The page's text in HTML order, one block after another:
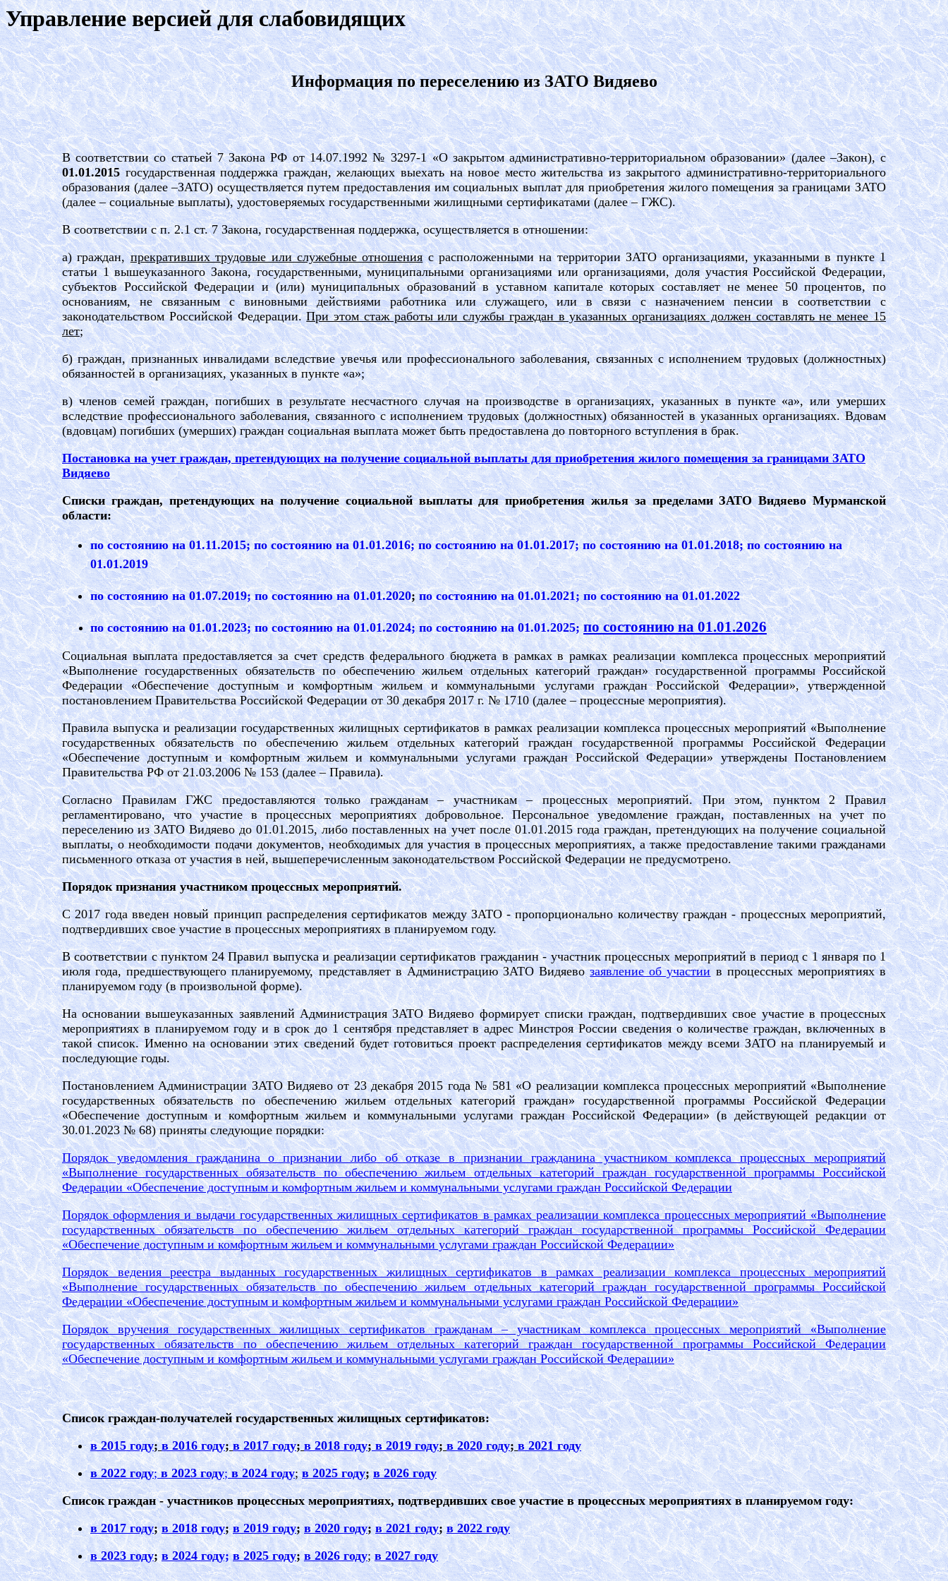
Управление версией для слабовидящих
Информация по переселению из ЗАТО Видяево
В соответствии со статьей 7 Закона РФ от 14.07.1992 № 3297-1 «О закрытом административно-территориальном образовании» (далее –Закон), с
01.01.2015государственная поддержка граждан, желающих выехать на новое место жительства из закрытого административно-территориального
образования (далее –ЗАТО) осуществляется путем предоставления им социальных выплат для приобретения жилого помещения за границами ЗАТО
(далее – социальные выплаты), удостоверяемых государственными жилищными сертификатами (далее – ГЖС).
В соответствии с п. 2.1 ст. 7 Закона, государственная поддержка, осуществляется в отношении:
а) граждан,прекративших трудовые или служебные отношенияс расположенными на территории ЗАТО организациями, указанными в пункте 1
статьи 1 вышеуказанного Закона, государственными, муниципальными организациями или организациями, доля участия Российской Федерации,
субъектов Российской Федерации и (или) муниципальных образований в уставном капитале которых составляет не менее 50 процентов, по
основаниям, не связанным с виновными действиями работника или служащего, или в связи с назначением пенсии в соответствии с
законодательством Российской Федерации.При этом стаж работы или службы граждан в указанных организациях должен составлять не менее 15
лет;
б) граждан, признанных инвалидами вследствие увечья или профессионального заболевания, связанных с исполнением трудовых (должностных)
обязанностей в организациях, указанных в пункте «а»;
в) членов семей граждан, погибших в результате несчастного случая на производстве в организациях, указанных в пункте «а», или умерших
вследствие профессионального заболевания, связанного с исполнением трудовых (должностных) обязанностей в указанных организациях. Вдовам
(вдовцам) погибших (умерших) граждан социальная выплата может быть предоставлена до повторного вступления в брак.
Постановка на учет граждан, претендующих на получение социальной выплаты для приобретения жилого помещения за границами ЗАТО
Видяево
Списки граждан, претендующих на получение социальной выплаты для приобретения жилья за пределами ЗАТО Видяево Мурманской
области:
по состоянию на 01.11.2015; по состоянию на 01.01.2016; по состоянию на 01.01.2017; по состоянию на 01.01.2018; по состоянию на
01.01.2019
по состоянию на 01.07.2019; по состоянию на 01.01.2020;по состоянию на 01.01.2021; по состоянию на 01.01.2022
по состоянию на 01.01.2023; по состоянию на 01.01.2024; по состоянию на 01.01.2025; по состоянию на 01.01.2026
Социальная выплата предоставляется за счет средств федерального бюджета в рамках в рамках реализации комплекса процессных мероприятий
«Выполнение государственных обязательств по обеспечению жильем отдельных категорий граждан» государственной программы Российской
Федерации «Обеспечение доступным и комфортным жильем и коммунальными услугами граждан Российской Федерации», утвержденной
постановлением Правительства Российской Федерации от 30 декабря 2017 г. № 1710 (далее – процессные мероприятия).
Правила выпуска и реализации государственных жилищных сертификатов в рамках реализации комплекса процессных мероприятий «Выполнение
государственных обязательств по обеспечению жильем отдельных категорий граждан государственной программы Российской Федерации
«Обеспечение доступным и комфортным жильем и коммунальными услугами граждан Российской Федерации» утверждены Постановлением
Правительства РФ от 21.03.2006 № 153 (далее – Правила).
Согласно Правилам ГЖС предоставляются только гражданам – участникам – процессных мероприятий. При этом, пунктом 2 Правил
регламентировано, что участие в процессных мероприятиях добровольное. Персональное уведомление граждан, поставленных на учет по
переселению из ЗАТО Видяево до 01.01.2015, либо поставленных на учет после 01.01.2015 года граждан, претендующих на получение социальной
выплаты, о необходимости подачи документов, необходимых для участия в процессных мероприятиях, а также предоставление такими гражданами
письменного отказа от участия в ней, вышеперечисленным законодательством Российской Федерации не предусмотрено.
Порядок признания участником процессных мероприятий.
С 2017 года введен новый принцип распределения сертификатов между ЗАТО - пропорционально количеству граждан - процессных мероприятий,
подтвердивших свое участие в процессных мероприятиях в планируемом году.
В соответствии с пунктом 24 Правил выпуска и реализации сертификатов гражданин - участник процессных мероприятий в период с 1 января по 1
июля года, предшествующего планируемому, представляет в Администрацию ЗАТО Видяевозаявление об участии в процессных мероприятиях в
планируемом году (в произвольной форме).
На основании вышеуказанных заявлений Администрация ЗАТО Видяево формирует списки граждан, подтвердивших свое участие в процессных
мероприятиях в планируемом году и в срок до 1 сентября представляет в адрес Минстроя России сведения о количестве граждан, включенных в
такой список. Именно на основании этих сведений будет готовиться проект распределения сертификатов между всеми ЗАТО на планируемый и
последующие годы.
Постановлением Администрации ЗАТО Видяево от 23 декабря 2015 года № 581 «О реализации комплекса процессных мероприятий «Выполнение
государственных обязательств по обеспечению жильем отдельных категорий граждан» государственной программы Российской Федерации
«Обеспечение доступным и комфортным жильем и коммунальными услугами граждан Российской Федерации» (в действующей редакции от
30.01.2023 № 68) приняты следующие порядки:
Порядок уведомления гражданина о признании либо об отказе в признании гражданина участником комплекса процессных мероприятий
«Выполнение государственных обязательств по обеспечению жильем отдельных категорий граждан государственной программы Российской
Федерации «Обеспечение доступным и комфортным жильем и коммунальными услугами граждан Российской Федерации
Порядок оформления и выдачи государственных жилищных сертификатов в рамках реализации комплекса процессных мероприятий «Выполнение
государственных обязательств по обеспечению жильем отдельных категорий граждан государственной программы Российской Федерации
«Обеспечение доступным и комфортным жильем и коммунальными услугами граждан Российской Федерации»
Порядок ведения реестра выданных государственных жилищных сертификатов в рамках реализации комплекса процессных мероприятий
«Выполнение государственных обязательств по обеспечению жильем отдельных категорий граждан государственной программы Российской
Федерации «Обеспечение доступным и комфортным жильем и коммунальными услугами граждан Российской Федерации»
Порядок вручения государственных жилищных сертификатов гражданам – участникам комплекса процессных мероприятий «Выполнение
государственных обязательств по обеспечению жильем отдельных категорий граждан государственной программы Российской Федерации
«Обеспечение доступным и комфортным жильем и коммунальными услугами граждан Российской Федерации»
Список граждан-получателей государственных жилищных сертификатов:
в 2015 году;в 2016 году;в 2017 году;в 2018 году;в 2019 году;в 2020 году;в 2021году
в 2022году;в 2023году;в 2024году;в 2025 году;в 2026 году
Список граждан - участников процессных мероприятиях, подтвердивших свое участие в процессных мероприятиях в планируемом году:
в 2017 году;в 2018 году;в 2019 году;в 2020году;в 2021году;в 2022году
в 2023году;в 2024году; в 2025году;в 2026году;в 2027 году